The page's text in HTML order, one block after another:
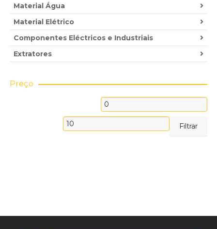
Material Água
Material Elétrico
Componentes Eléctricos e Industriais
Extratores
Preço
Filtrar